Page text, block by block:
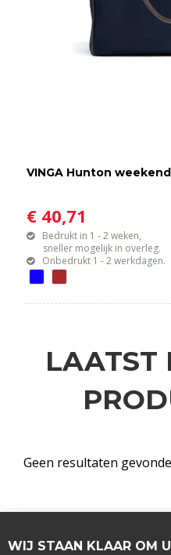
VINGA Hunton
€ 40,71
Bedrukt in 1 - 2 weken,
sneller mogelijk in overleg.
Onbedrukt 1 - 2 werkdagen.
LAATST
Geen resultaten
WIJ STAAN KLAAR OM